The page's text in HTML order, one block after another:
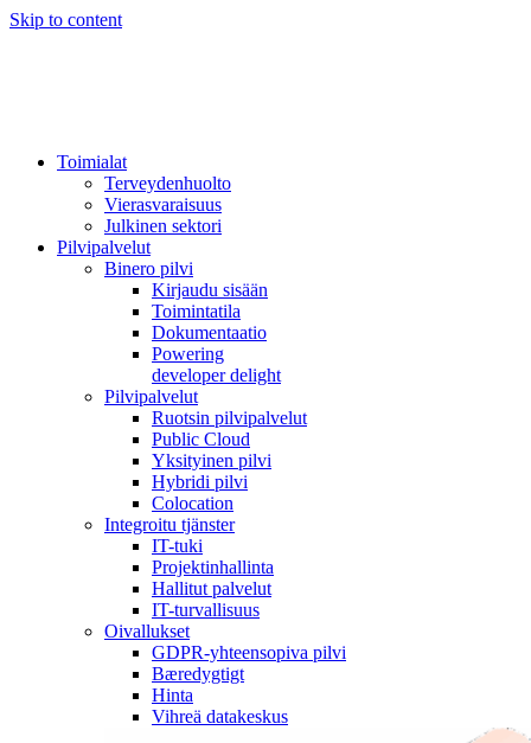
Skip to content
Toimialat
Terveydenhuolto
Vierasvaraisuus
Julkinen sektori
Pilvipalvelut
Binero pilvi
Kirjaudu sisään
Toimintatila
Dokumentaatio
Powering
developer delight
Pilvipalvelut
Ruotsin pilvipalvelut
Public Cloud
Yksityinen pilvi
Hybridi pilvi
Colocation
Integroitu tjänster
IT-tuki
Projektinhallinta
Hallitut palvelut
IT-turvallisuus
Oivallukset
GDPR-yhteensopiva pilvi
Bæredygtigt
Hinta
Vihreä datakeskus